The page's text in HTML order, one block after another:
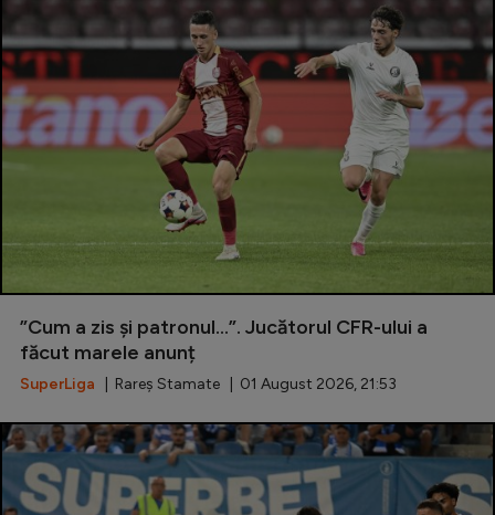
”Cum a zis și patronul...”. Jucătorul CFR-ului a
făcut marele anunț
SuperLiga | Rareș Stamate | 01 August 2026, 21:53